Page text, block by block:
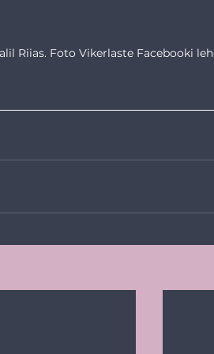
Riias. Foto Vikerlaste Facebooki